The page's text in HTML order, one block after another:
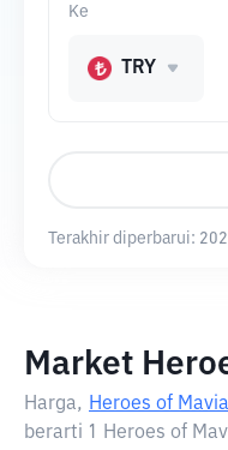
Ke
TRY
Terakhir diperbarui:
Market
Harga, Heroes of Mavia
berarti 1 Heroes of